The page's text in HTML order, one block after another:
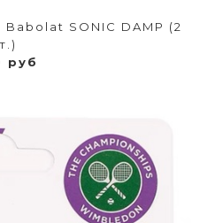
SONIC DAMP (2
руб